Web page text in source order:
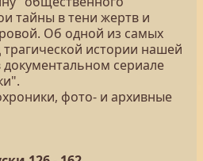
тайны в тени жертв и
Об одной из самых
истории нашей
сериале
фото- и архивные